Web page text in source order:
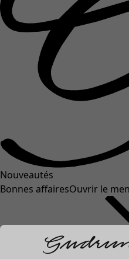
Nouveautés
Bonnes affairesOuvrir le